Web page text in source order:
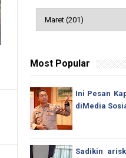
Most Popular
Ini Pesan
diMedia
Sadikin